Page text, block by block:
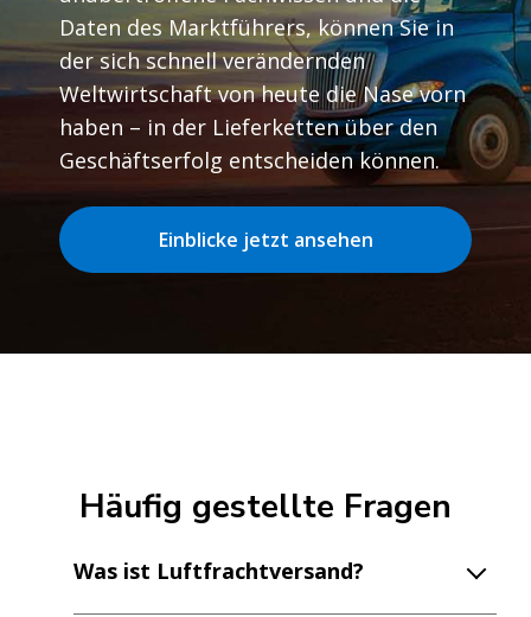
Daten des Marktführers, können Sie in
der sich schnell verändernden
Weltwirtschaft von heute die Nase vorn
haben – in der Lieferketten über den
Geschäftserfolg entscheiden können.
Einblicke jetzt ansehen
Häufig gestellte Fragen
Was ist Luftfrachtversand?